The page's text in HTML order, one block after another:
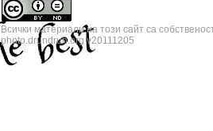
Всички материали на този сайт са
photo.drundrun.org v20111205